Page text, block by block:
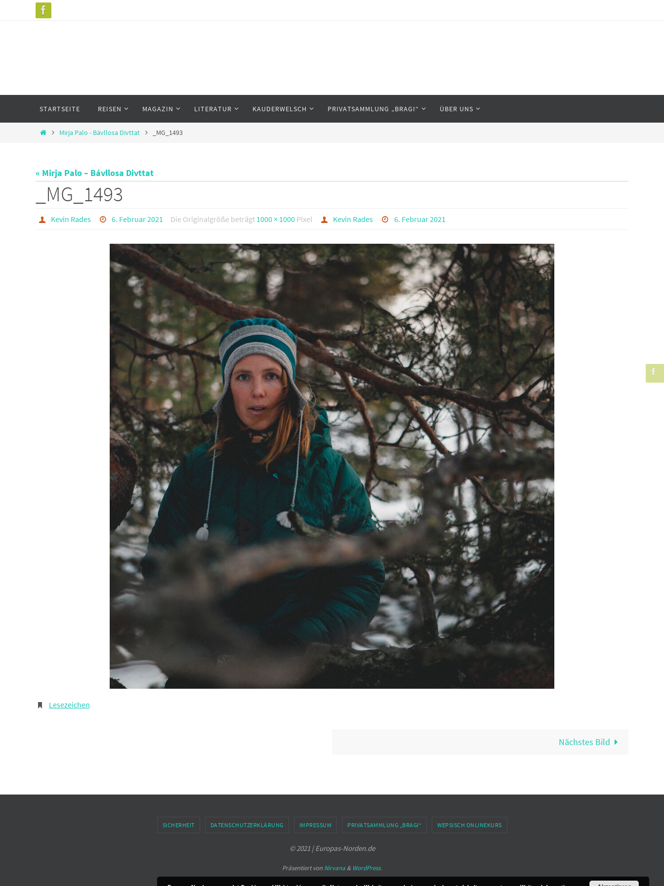
springen
STARTSEITE REISEN MAGAZIN LITERATUR KAUDERWELSCH PRIVATSAMMLUNG „BRAGI“ ÜBER UNS
StartMirja Palo - Bávllosa Divttat _MG_1493
« Mirja Palo – Bávllosa Divttat
_MG_1493
Kevin Rades 6. Februar 2021 Die Originalgröße beträgt 1000 × 1000 Pixel Kevin Rades 6. Februar 2021
Lesezeichen.
Nächstes Bild
SICHERHEIT DATENSCHUTZERKLÄRUNG IMPRESSUM PRIVATSAMMLUNG „BRAGI“ WEPSISCH ONLINEKURS
© 2021 | Europas-Norden.de
Präsentiert von Nirvana & WordPress.